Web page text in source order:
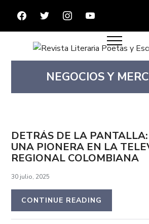
FACEBOOKTWITTERINSTAGRAMYOUTUBE
NEGOCIOS Y
DETRÁS DE LA
UNA PIONERA EN LA
REGIONAL COLOMBIANA
30 julio, 2025
CONTINUE READING